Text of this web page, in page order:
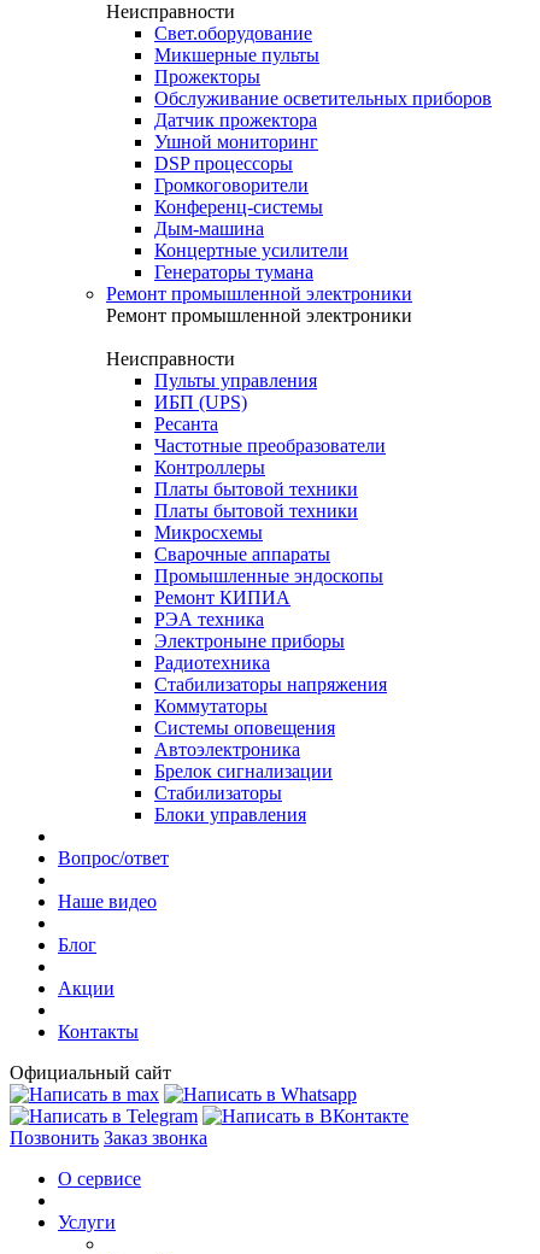
Неисправности
Свет.оборудование
Микшерные пульты
Прожекторы
Обслуживание осветительных приборов
Датчик прожектора
Ушной мониторинг
DSP процессоры
Громкоговорители
Конференц-системы
Дым-машина
Концертные усилители
Генераторы тумана
Ремонт промышленной электроники
Ремонт промышленной электроники
Неисправности
Пульты управления
ИБП (UPS)
Ресанта
Частотные преобразователи
Контроллеры
Платы бытовой техники
Платы бытовой техники
Микросхемы
Сварочные аппараты
Промышленные эндоскопы
Ремонт КИПИА
РЭА техника
Электроныне приборы
Радиотехника
Стабилизаторы напряжения
Коммутаторы
Системы оповещения
Автоэлектроника
Брелок сигнализации
Стабилизаторы
Блоки управления
Вопрос/ответ
Наше видео
Блог
Акции
Контакты
Официальный сайт
Позвонить Заказ звонка
О сервисе
Услуги